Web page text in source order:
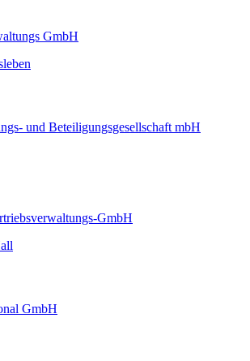
GmbH
und Beteiligungsgesellschaft mbH
GmbH
GmbH